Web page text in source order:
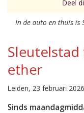
Deel
In de auto en thuis is
ether
Leiden, 23 februari
Sinds